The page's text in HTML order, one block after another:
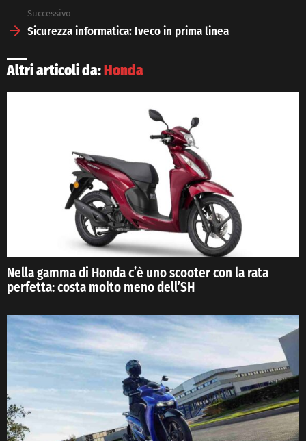
Successivo
Sicurezza informatica: Iveco in prima linea
Altri articoli da:Honda
Nella gamma di Honda c’è uno scooter con la rata
perfetta: costa molto meno dell’SH